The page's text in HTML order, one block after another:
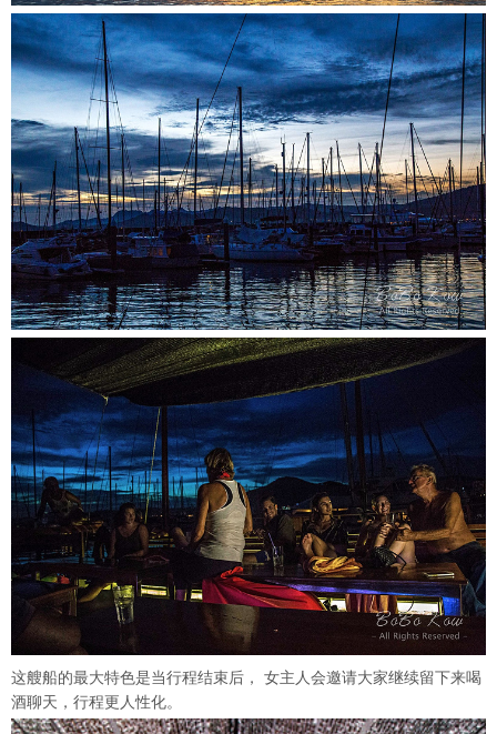
这艘船的最大特色是当行程结束后， 女主人会邀请大家继续留下来喝
酒聊天，行程更人性化。